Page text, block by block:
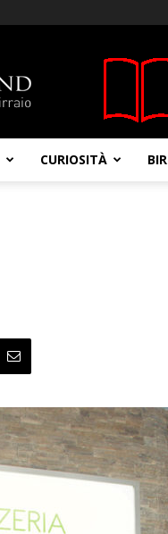
CURIOSITÀ